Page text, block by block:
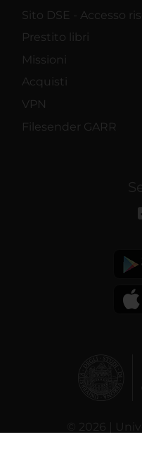
Sito DSE - Accesso
Prestito libri
Missioni
Acquisti
VPN
Filesender GARR
© 2026 |